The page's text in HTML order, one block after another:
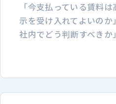
「今支払っている賃料
示を受け入れてよいの
社内でどう判断すべきか